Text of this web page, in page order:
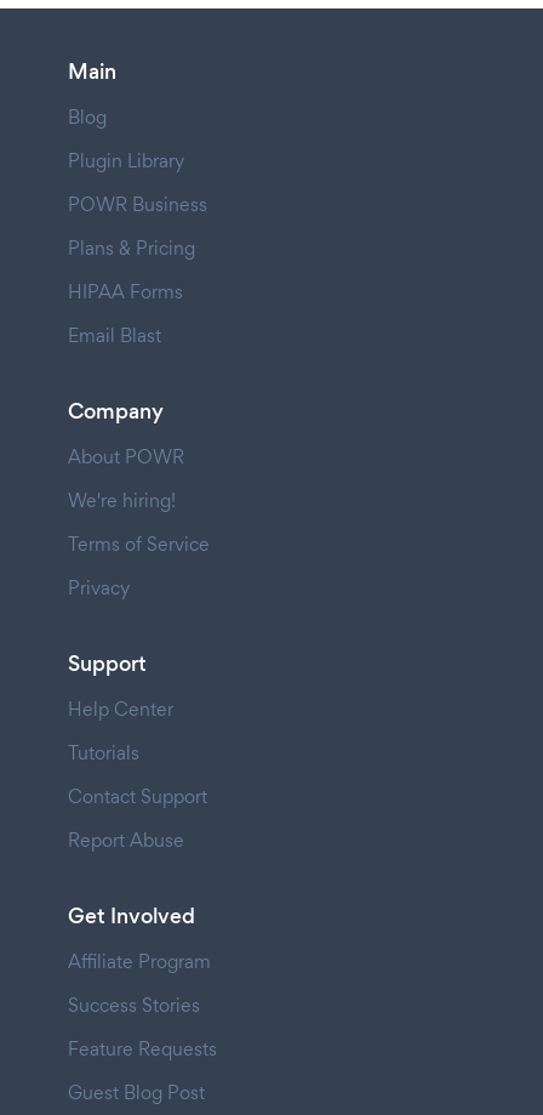
Main
Blog
Plugin Library
POWR Business
Plans & Pricing
HIPAA Forms
Email Blast
Company
About POWR
We're hiring!
Terms of Service
Privacy
Support
Help Center
Tutorials
Contact Support
Report Abuse
Get Involved
Affiliate Program
Success Stories
Feature Requests
Guest Blog Post